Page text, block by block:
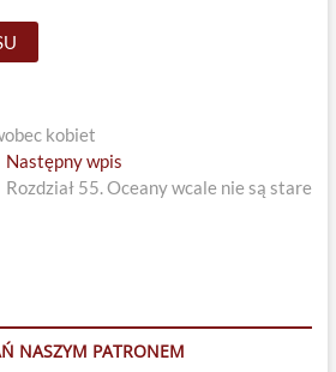
kobiet
Następny wpis
post:
Rozdział 55. Oceany wcale nie są stare
NASZYM PATRONEM